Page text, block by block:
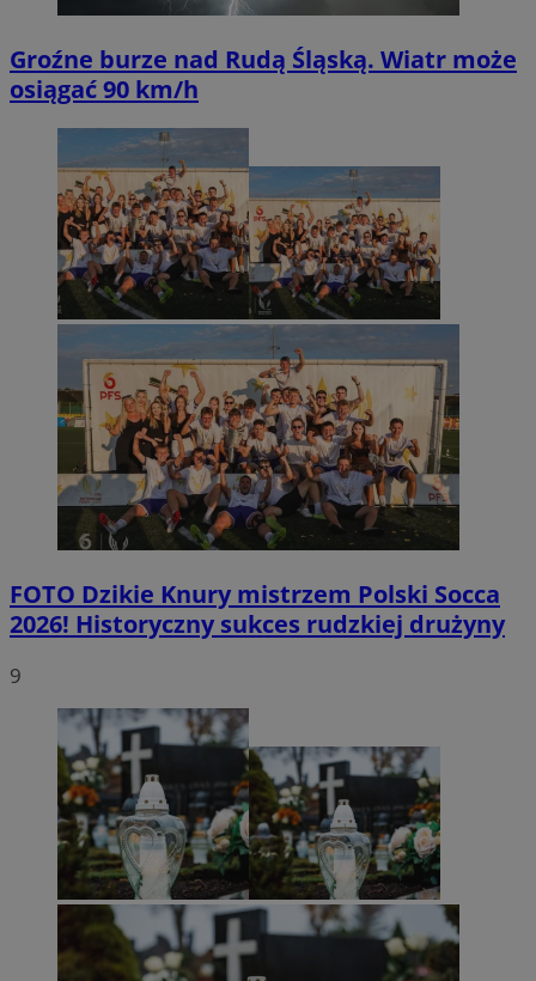
Groźne burze nad Rudą Śląską. Wiatr może
osiągać 90 km/h
FOTO Dzikie Knury mistrzem Polski Socca
2026! Historyczny sukces rudzkiej drużyny
9